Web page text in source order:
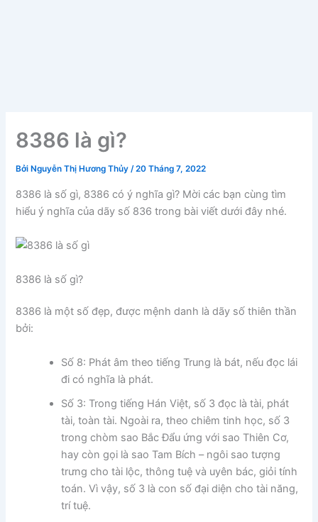
8386 là gì?
Bởi Nguyễn Thị Hương Thủy/20 Tháng 7, 2022
8386 là số gì, 8386 có ý nghĩa gì? Mời các bạn cùng tìm
hiểu ý nghĩa của dãy số 836 trong bài viết dưới đây nhé.
8386 là số gì?
8386 là một số đẹp, được mệnh danh là dãy số thiên thần
bởi:
Số 8: Phát âm theo tiếng Trung là bát, nếu đọc lái
đi có nghĩa là phát.
Số 3: Trong tiếng Hán Việt, số 3 đọc là tài, phát
tài, toàn tài. Ngoài ra, theo chiêm tinh học, số 3
trong chòm sao Bắc Đẩu ứng với sao Thiên Cơ,
hay còn gọi là sao Tam Bích – ngôi sao tượng
trưng cho tài lộc, thông tuệ và uyên bác, giỏi tính
toán. Vì vậy, số 3 là con số đại diện cho tài năng,
trí tuệ.